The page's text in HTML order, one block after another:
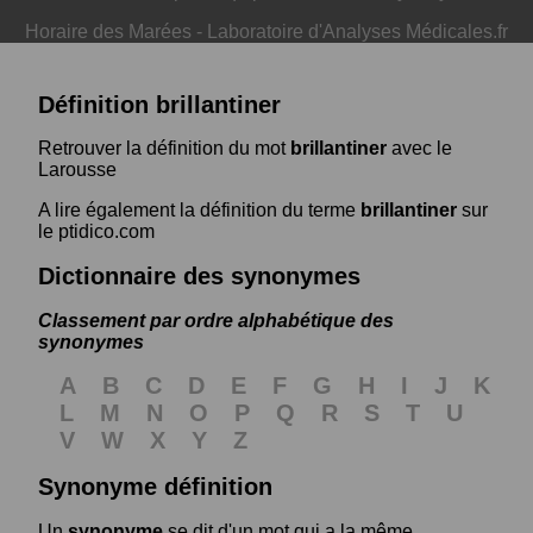
Horaire des Marées - Laboratoire d'Analyses Médicales.fr
Définition brillantiner
Retrouver la définition du mot brillantiner avec le
Larousse
A lire également la définition du terme brillantiner sur
le ptidico.com
Dictionnaire des synonymes
Classement par ordre alphabétique des
synonymes
A B C D E F G H I J
K
L
M N O P Q R S T
U
V
W X Y
Z
Synonyme définition